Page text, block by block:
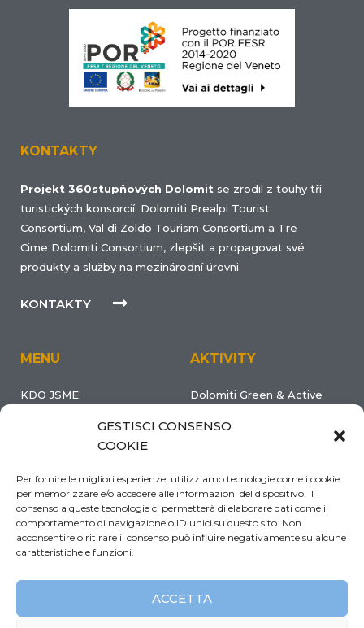
GESTISCI CONSENSO
COOKIE
Per fornire le migliori esperienze, utilizziamo tecnologie come i cookie
per memorizzare e/o accedere alle informazioni del dispositivo. Il
consenso a queste tecnologie ci permetterà di elaborare dati come il
comportamento di navigazione o ID unici su questo sito. Non
acconsentire o ritirare il consenso può influire negativamente su alcune
caratteristiche e funzioni.
ACCETTA
KONTAKTY
Projekt 360stupňových Dolomit se zrodil z touhy tří
turistických konsorcií: Dolomiti Prealpi Tourist
Consortium, Val di Zoldo Tourism Consortium a Tre
Cime Dolomiti Consortium, zlepšit a propagovat své
produkty a služby na mezinárodní úrovni.
KONTAKTY
MENU
KDO JSME
UDÁLOSTI
KONTAKTY
AKTIVITY
Dolomiti Green & Active
Dolomiti Winter Sports